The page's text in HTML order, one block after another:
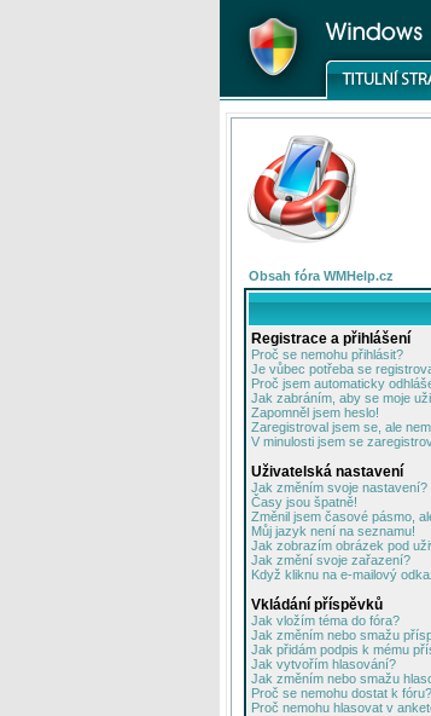
Obsah fóra WMHelp.cz
Registrace a přihlášení
Proč se nemohu přihlásit?
Je vůbec potřeba se
Proč jsem automaticky
Jak zabráním, aby se moje
Zapomněl jsem heslo!
Zaregistroval jsem se, ale
V minulosti jsem se
Uživatelská nastavení
Jak změním svoje nastavení?
Časy jsou špatně!
Změnil jsem časové pásmo,
Můj jazyk není na seznamu!
Jak zobrazím obrázek pod
Jak změní svoje zařazení?
Když kliknu na e-mailový
Vkládání příspěvků
Jak vložím téma do fóra?
Jak změním nebo smažu
Jak přidám podpis k mému
Jak vytvořím hlasování?
Jak změním nebo smažu
Proč se nemohu dostat k fóru?
Proč nemohu hlasovat v